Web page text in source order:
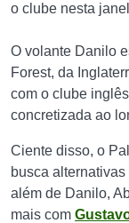
o clube nesta
O volante Danilo
Forest, da
com o clube
concretizada ao
Ciente disso, o
busca
além de Danilo,
mais com